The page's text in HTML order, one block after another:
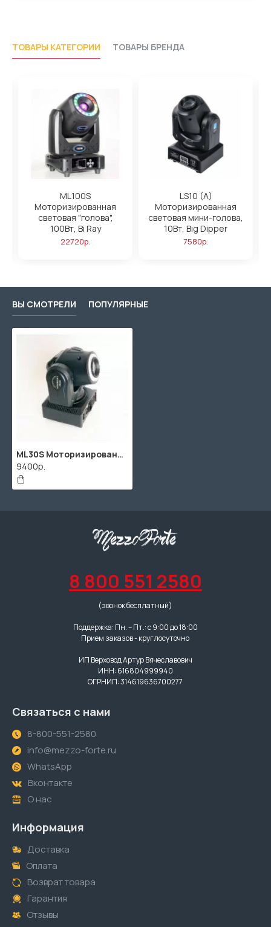
ТОВАРЫ КАТЕГОРИИ ТОВАРЫ БРЕНДА
ML100S
Моторизированная
световая "голова",
100Вт, Bi Ray
22720р.
LS10 (A)
Моторизированная
световая мини-голова,
10Вт, Big Dipper
7580р.
ВЫ СМОТРЕЛИ ПОПУЛЯРНЫЕ
ML30S Моторизированная световая "голова" Spot+Strip, 30Вт, Bi Ray
9400р.
8 800 551 2580
(звонок бесплатный)
Поддержка: Пн. – Пт.: с 9:00 до 18:00
Прием заказов - круглосуточно
ИП Верховод Артур Вячеславович
ИНН: 616804999940
ОГРНИП: 314619636700277
Связаться с нами
8-800-551-2580
info@mezzo-forte.ru
WhatsApp
Вконтакте
О нас
Информация
Доставка
Оплата
Возврат товара
Гарантия
Отзывы